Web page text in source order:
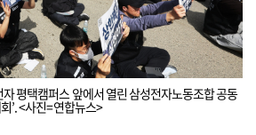
평택캠퍼스 앞에서 열린 삼성전자노동조합 공동
’. <사진=연합뉴스>